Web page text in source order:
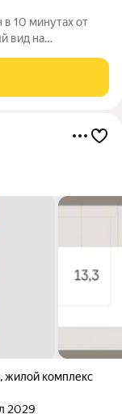
10 минутах от
вид на
живи. В
,жилой комплекс
2029